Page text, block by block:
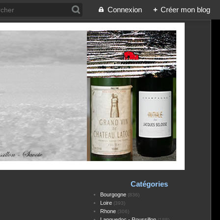
Connexion + Créer mon blog
Catégories
Bourgogne(836)
Loire(393)
Rhone(306)